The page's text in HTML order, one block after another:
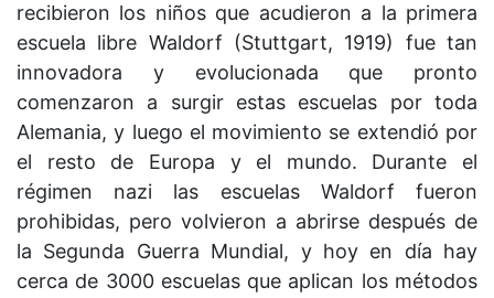
recibieron los niños que acudieron a la primera
escuela libre Waldorf (Stuttgart, 1919) fue tan
innovadora y evolucionada que pronto
comenzaron a surgir estas escuelas por toda
Alemania, y luego el movimiento se extendió por
el resto de Europa y el mundo. Durante el
régimen nazi las escuelas Waldorf fueron
prohibidas, pero volvieron a abrirse después de
la Segunda Guerra Mundial, y hoy en día hay
cerca de 3000 escuelas que aplican los métodos